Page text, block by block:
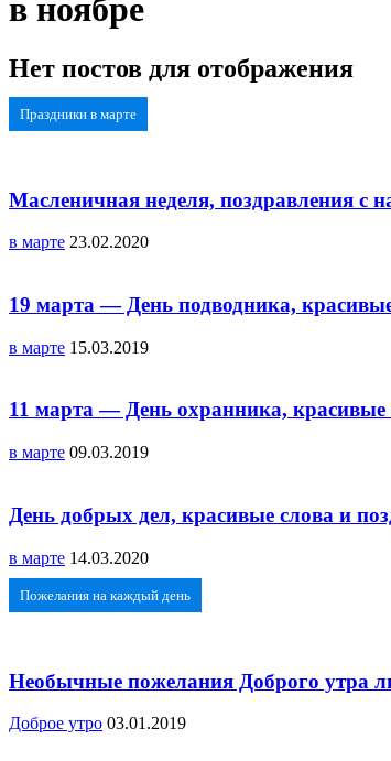
в ноябре
Нет постов для отображения
Праздники в марте
Масленичная неделя, поздравления
в марте 23.02.2020
19 марта — День подводника,
в марте 15.03.2019
11 марта — День охранника,
в марте 09.03.2019
День добрых дел, красивые слова и
в марте 14.03.2020
Пожелания на каждый день
Необычные пожелания Доброго утра
Доброе утро 03.01.2019